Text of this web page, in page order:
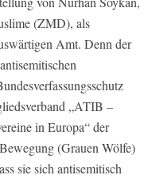
(ZMD), als
Amt. Denn der
„ATIB –
in Europa“ der
(Grauen Wölfe)
sie sich antisemitisch